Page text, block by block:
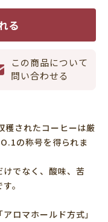
る
この商品について
問い合わせる
穫されたコーヒーは厳
の称号を得られま
でなく、酸味、苦
。
ロマホールド方式」